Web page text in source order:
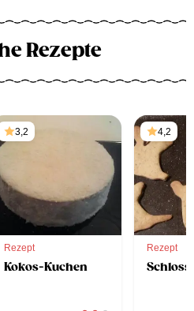
Rezepte
3,2
Rezept
Kokos-Kuchen
4,2
Rezept